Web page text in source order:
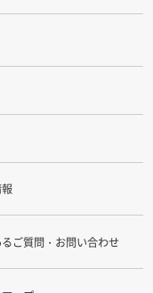
ご質問・お問い合わせ